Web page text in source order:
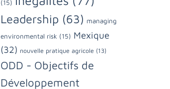
(15)
Leadership (63) managing
environmental risk (15) Mexique
(32) nouvelle pratique agricole (13)
ODD - Objectifs de
Développement